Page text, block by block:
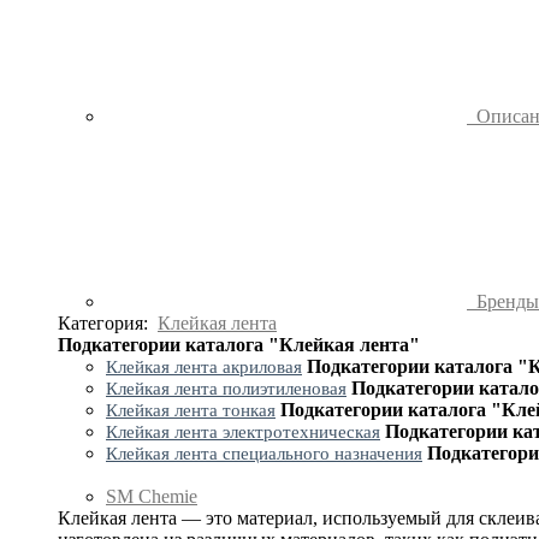
Бренды
Категория: Клейкая лента
Подкатегории каталога "Клейкая лента"
Клейкая лента акриловая Подкатегории каталога
Клейкая лента полиэтиленовая Подкатегории
Клейкая лента тонкая Подкатегории каталога
Клейкая лента электротехническая Подкатегории
Клейкая лента специального назначения
SM Chemie
Клейкая лента — это материал, используемый для